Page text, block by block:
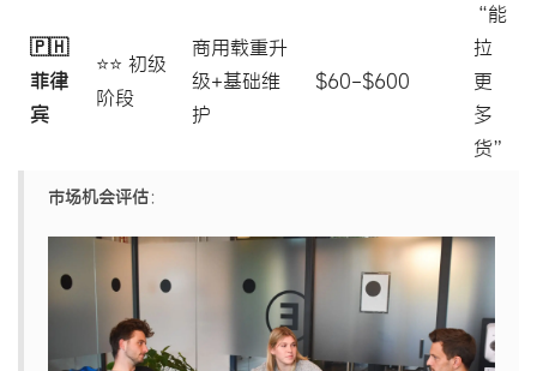
🇵🇭
菲律
宾
⭐⭐ 初级
阶段
商用载重升
级+基础维
护
$60-$600
“能
拉
更
多
货”
市场机会评估：